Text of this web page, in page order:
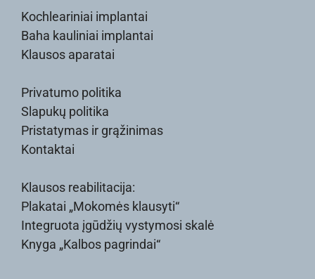
Kochleariniai implantai
Baha kauliniai implantai
Klausos aparatai
Privatumo politika
Slapukų politika
Pristatymas ir grąžinimas
Kontaktai
Klausos reabilitacija:
Plakatai „Mokomės klausyti“
Integruota įgūdžių vystymosi skalė
Knyga „Kalbos pagrindai“